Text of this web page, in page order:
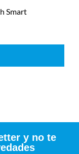
Smart
y no te